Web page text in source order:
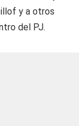
y a otros
del PJ.